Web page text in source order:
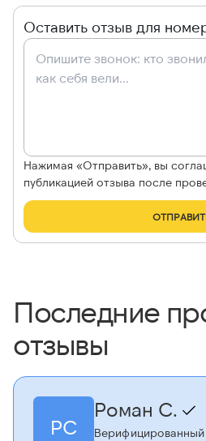
Оставить отзыв для
Нажимая «Отправить», вы
публикацией отзыва после
Последние
отзывы
РС
Роман С.
Верифицированный